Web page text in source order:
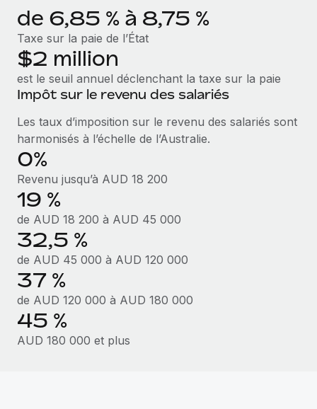
de 6,85 % à 8,75 %
Taxe sur la paie de l’État
$2 million
est le seuil annuel déclenchant la taxe sur la paie
Impôt sur le revenu des salariés
Les taux d’imposition sur le revenu des salariés sont
harmonisés à l’échelle de l’Australie.
0%
Revenu jusqu’à AUD 18 200
19 %
de AUD 18 200 à AUD 45 000
32,5 %
de AUD 45 000 à AUD 120 000
37 %
de AUD 120 000 à AUD 180 000
45 %
AUD 180 000 et plus